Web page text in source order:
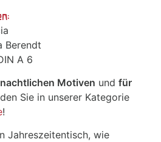
Berendt
A 6
Motiven und für
Sie in unserer Kategorie
!
Jahreszeitentisch, wie